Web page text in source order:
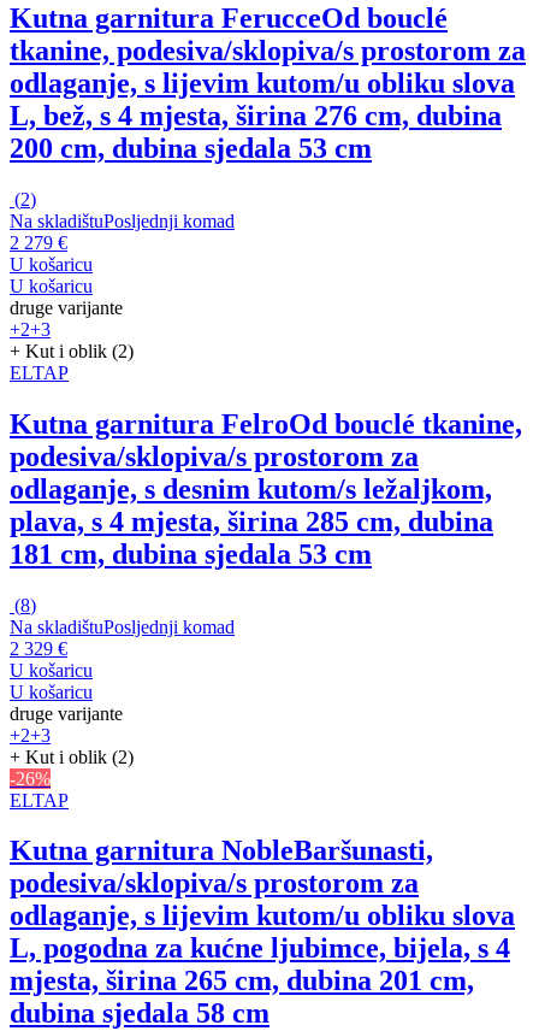
Kutna garnitura FerucceOd bouclé
tkanine, podesiva/sklopiva/s prostorom za
odlaganje, s lijevim kutom/u obliku slova
L, bež, s 4 mjesta, širina 276 cm, dubina
200 cm, dubina sjedala 53 cm
(2)
Na skladištuPosljednji komad
2 279 €
U košaricu
U košaricu
druge varijante
+2+3
+ Kut i oblik (2)
ELTAP
Kutna garnitura FelroOd bouclé tkanine,
podesiva/sklopiva/s prostorom za
odlaganje, s desnim kutom/s ležaljkom,
plava, s 4 mjesta, širina 285 cm, dubina
181 cm, dubina sjedala 53 cm
(8)
Na skladištuPosljednji komad
2 329 €
U košaricu
U košaricu
druge varijante
+2+3
+ Kut i oblik (2)
-26%
ELTAP
Kutna garnitura NobleBaršunasti,
podesiva/sklopiva/s prostorom za
odlaganje, s lijevim kutom/u obliku slova
L, pogodna za kućne ljubimce, bijela, s 4
mjesta, širina 265 cm, dubina 201 cm,
dubina sjedala 58 cm